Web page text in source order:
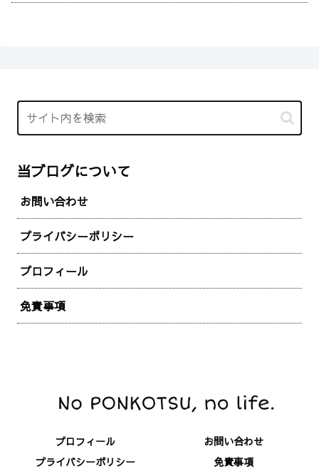
当ブログについて
お問い合わせ
プライバシーポリシー
プロフィール
免責事項
プロフィール
お問い合わせ
プライバシーポリシー
免責事項